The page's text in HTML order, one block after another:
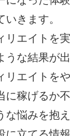
いきます。
リエイトを
うな結果が出
リエイトを
に稼げるか不
な悩みを抱